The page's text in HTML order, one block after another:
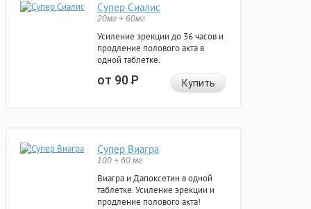
Супер Сиалис
20мг + 60мг
Усиление эрекции до 36 часов и
продление полового акта в
одной таблетке.
от 90Р Купить
Супер Виагра
100 + 60 мг
Виагра и Дапоксетин в одной
таблетке. Усиление эрекции и
продление полового акта!